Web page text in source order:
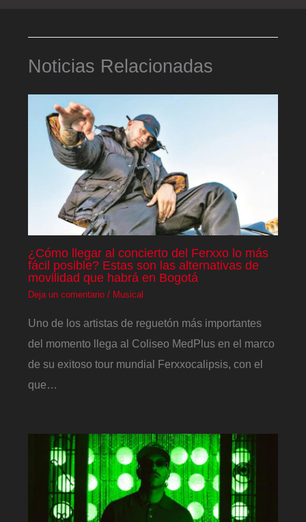
Noticias Relacionadas
¿Cómo llegar al concierto del Ferxxo lo más
fácil posible? Estas son las alternativas de
movilidad que habrá en Bogotá
Deja un comentario / Musical
Uno de los artistas de reguetón más importantes
del momento llega al Coliseo MedPlus en el marco
de su exitoso tour mundial Ferxxocalipsis, con el
que…